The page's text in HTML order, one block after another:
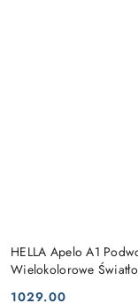
HELLA Apelo A1
Wielokolorowe Światło
1029.00